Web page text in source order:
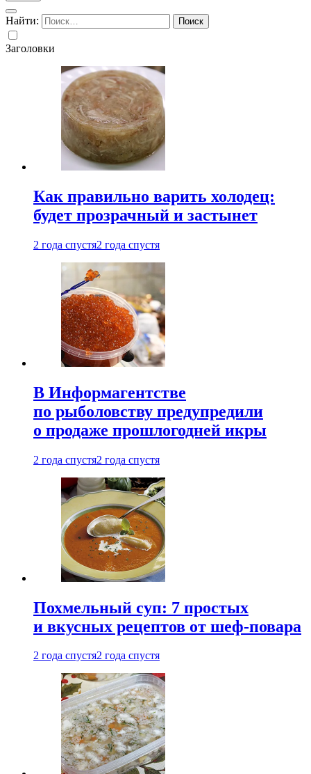
Найти:
Заголовки
Как правильно варить холодец:
будет прозрачный и застынет
2 года спустя2 года спустя
В Информагентстве
по рыболовству предупредили
о продаже прошлогодней икры
2 года спустя2 года спустя
Похмельный суп: 7 простых
и вкусных рецептов от шеф-повара
2 года спустя2 года спустя